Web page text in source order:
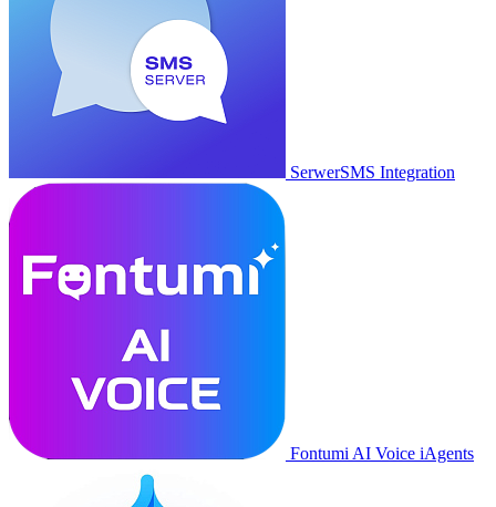
SerwerSMS Integration
Fontumi AI Voice iAgents